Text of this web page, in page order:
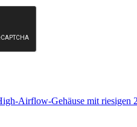
Airflow-Gehäuse mit riesigen